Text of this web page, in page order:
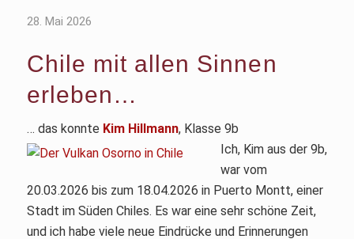
28. Mai 2026
Chile mit allen Sinnen
erleben…
… das konnte Kim Hillmann, Klasse 9b
Ich, Kim aus der 9b,
war vom
20.03.2026 bis zum 18.04.2026 in Puerto Montt, einer
Stadt im Süden Chiles. Es war eine sehr schöne Zeit,
und ich habe viele neue Eindrücke und Erinnerungen